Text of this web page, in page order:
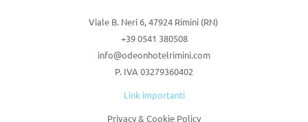
Viale B. Neri 6, 47924 Rimini (RN)
+39 0541 380508
info@odeonhotelrimini.com
P. IVA 03279360402
Link importanti
Privacy & Cookie Policy